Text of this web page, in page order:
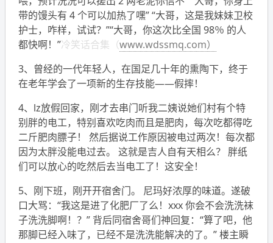
带的馒头有 4 个可以加热了嘿” “大哥，这是我妹妹卫校
护士，咋样，试试？”“大哥，你这次比全国 98％ 的人
都快啊！”冷笑话合集（www.wdssmq.com）
3、曾经的一代年轻人，在国足几十年的熏陶下，终于
在老年学会了一项新的生存技能——假摔！
4、lz放假回家，刚才去串门听我二姨说她们村有个特
别胖的电工，特别喜欢吃肉而且是肥肉，每次吃都得吃
二斤肥肉膘子！ 然后据说工作原因被电过两次！每次都
因为太胖没能电过去。 这就是吉人自有天相么？ 胖纸
们可以放心的吃然后去当电工了！这安全！
5、刚下班，刚开开宿舍门。 尼玛好浓厚的味道。遂破
口大骂：“我这是进了化肥厂了么！xxx 你会不会洗洗袜
子洗洗脚啊！？” 背后同宿舍哥们神回复：“算了吧，他
那脚已经入味了，已经不是洗洗能解决的了。” 楼主瞬